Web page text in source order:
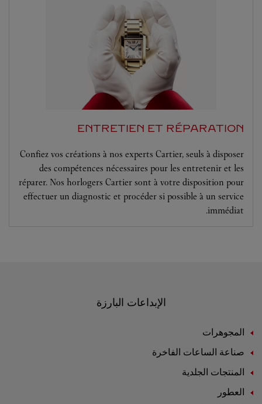
ENTRETIEN ET RÉPARATION
Confiez vos créations à nos experts Cartier, seuls à disposer
des compétences nécessaires pour les entretenir et les
réparer. Nos horlogers Cartier sont à votre disposition pour
effectuer un diagnostic et procéder si possible à un service
immédiat.
الإبداعات البارزة
المجوهرات
صناعة الساعات الفاخرة
المنتجات الجلدية
العطور